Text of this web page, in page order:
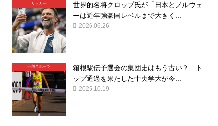
サッカー
世界的名将クロップ氏が「日本とノルウェ
ーは近年強豪国レベルまで大きく...
2026.06.26
一般スポーツ
箱根駅伝予選会の集団走はもう古い？ ト
ップ通過を果たした中央学大が今...
2025.10.19